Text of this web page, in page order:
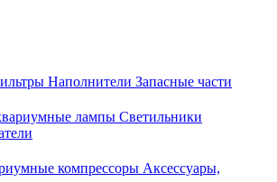
Наполнители Запасные части
лампы Светильники
компрессоры Аксессуары,